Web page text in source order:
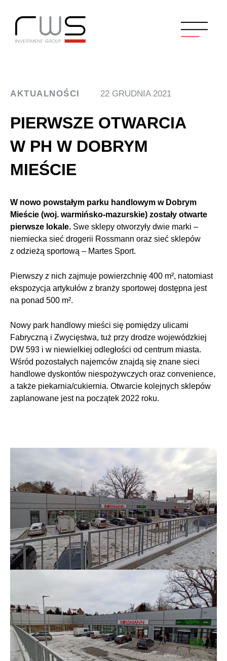
AKTUALNOŚCI 22 GRUDNIA 2021
PIERWSZE OTWARCIA
W PH W DOBRYM
MIEŚCIE
W nowo powstałym parku handlowym w Dobrym
Mieście (woj. warmińsko-mazurskie) zostały otwarte
pierwsze lokale. Swe sklepy otworzyły dwie marki –
niemiecka sieć drogerii Rossmann oraz sieć sklepów
z odzieżą sportową – Martes Sport.
Pierwszy z nich zajmuje powierzchnię 400 m², natomiast
ekspozycja artykułów z branży sportowej dostępna jest
na ponad 500 m².
Nowy park handlowy mieści się pomiędzy ulicami
Fabryczną i Zwycięstwa, tuż przy drodze wojewódzkiej
DW 593 i w niewielkiej odległości od centrum miasta.
Wśród pozostałych najemców znajdą się znane sieci
handlowe dyskontów niespożywczych oraz convenience,
a także piekarnia/cukiernia. Otwarcie kolejnych sklepów
zaplanowane jest na początek 2022 roku.